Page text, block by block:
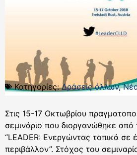
Κατηγορίες:Δράσεις άλλων,
Στις 15-17 Οκτωβρίου
σεμινάριο που διοργανώθηκε από
“LEADER: Ενεργώντας τοπικά σε
περιβάλλον”. Στόχος του